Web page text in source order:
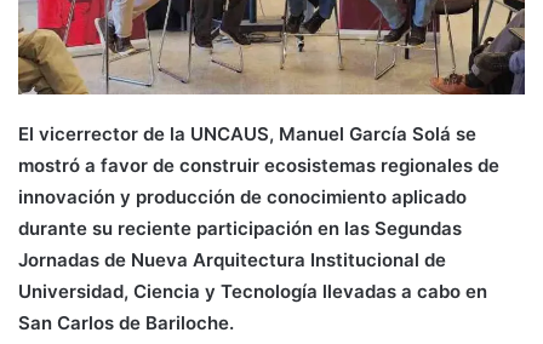
El vicerrector de la UNCAUS, Manuel García Solá se
mostró a favor de construir ecosistemas regionales de
innovación y producción de conocimiento aplicado
durante su reciente participación en las Segundas
Jornadas de Nueva Arquitectura Institucional de
Universidad, Ciencia y Tecnología llevadas a cabo en
San Carlos de Bariloche.